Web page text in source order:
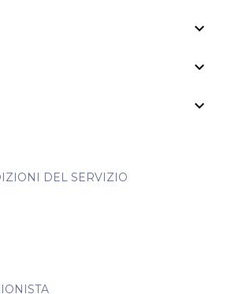
expand_more
expand_more
expand_more
DEL SERVIZIO